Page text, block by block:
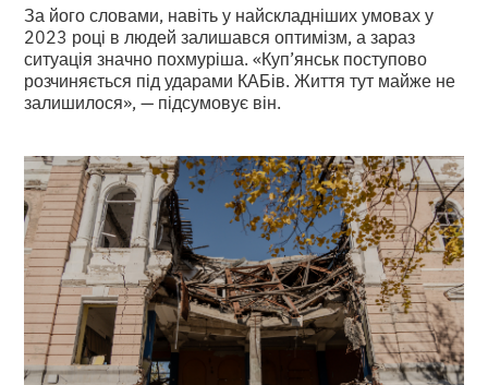
За його словами, навіть у найскладніших умовах у
2023 році в людей залишався оптимізм, а зараз
ситуація значно похмуріша. «Куп’янськ поступово
розчиняється під ударами КАБів. Життя тут майже не
залишилося», — підсумовує він.